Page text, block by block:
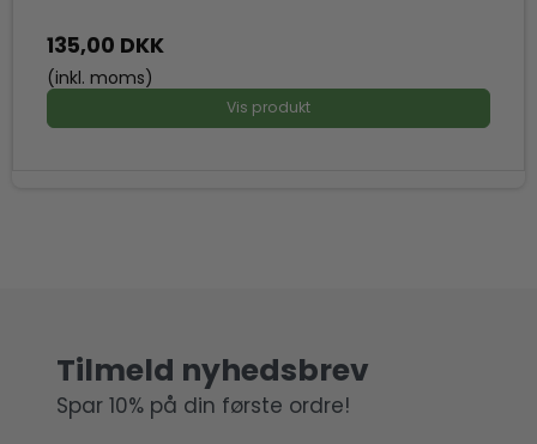
135,00 DKK
(inkl. moms)
Vis produkt
Tilmeld nyhedsbrev
Spar 10% på din første ordre!